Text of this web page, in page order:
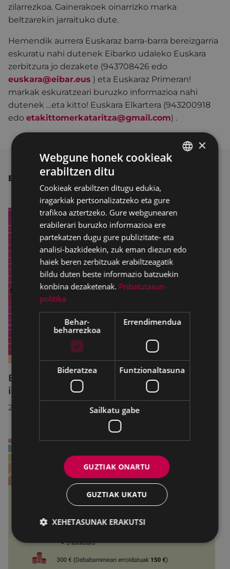
zilarrezkoa. Gainerakoek oinarrizko marka
beltzarekin jarraituko dute.
Hemendik aurrera Euskaraz barra-barra bereizgarria
eskuratu nahi dutenek Eibarko udaleko Euskara
zerbitzura jo dezakete (943708426 edo
euskara@eibar.eus ) eta Euskaraz Primeran!
markak eskuratzeari buruzko informazioa nahi
dutenek …eta kitto! Euskara Elkartera (943200918
edo etakittomerkataritza@gmail.com) .
BESTE ALBISTE BATZUK
B2 eta C1 mailetako azterketak prestatzeko
ikastaro laburra Udal Euskaltegian
2026/07/13
×
Webgune honek cookieak
erabiltzen ditu
Cookieak erabiltzen ditugu edukia,
iragarkiak pertsonalizatzeko eta gure
trafikoa aztertzeko. Gure webgunearen
erabilerari buruzko informazioa ere
partekatzen dugu gure publizitate- eta
analisi-bazkideekin, zuk eman diezun edo
haiek beren zerbitzuak erabiltzeagatik
bildu duten beste informazio batzuekin
konbina dezaketenak. Pribatutasun-
politika
Behar-
beharrezkoa
Errendimendua
Bideratzea Funtzionaltasuna
Sailkatu gabe
GUZTIAK ONARTU
GUZTIAK UKATU
XEHETASUNAK ERAKUTSI